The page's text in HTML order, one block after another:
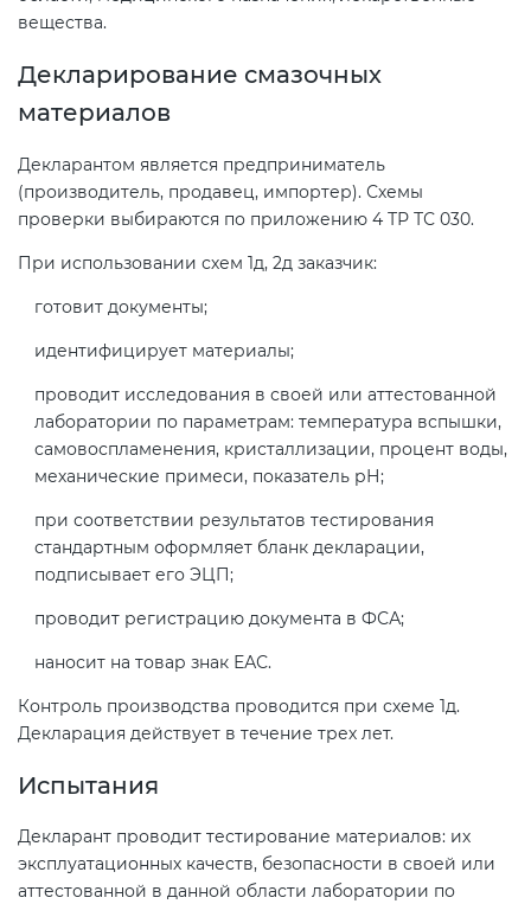
вещества.
Декларирование смазочных
материалов
Декларантом является предприниматель
(производитель, продавец, импортер). Схемы
проверки выбираются по приложению 4 ТР ТС 030.
При использовании схем 1д, 2д заказчик:
готовит документы;
идентифицирует материалы;
проводит исследования в своей или аттестованной
лаборатории по параметрам: температура вспышки,
самовоспламенения, кристаллизации, процент воды,
механические примеси, показатель рН;
при соответствии результатов тестирования
стандартным оформляет бланк декларации,
подписывает его ЭЦП;
проводит регистрацию документа в ФСА;
наносит на товар знак ЕАС.
Контроль производства проводится при схеме 1д.
Декларация действует в течение трех лет.
Испытания
Декларант проводит тестирование материалов: их
эксплуатационных качеств, безопасности в своей или
аттестованной в данной области лаборатории по